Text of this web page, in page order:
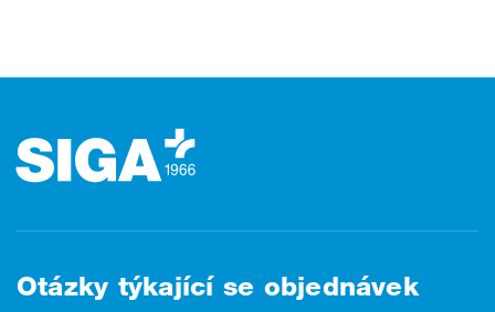
Otázky týkající se objednávek